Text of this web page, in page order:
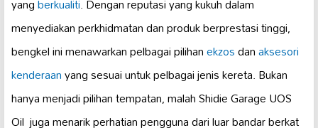
menyediakan perkhidmatan dan produk berprestasi tinggi,
bengkel ini menawarkan pelbagai pilihanekzosdanaksesori
kenderaanyang sesuai untuk pelbagai jenis kereta. Bukan
hanya menjadi pilihan tempatan, malah Shidie Garage UOS
Oil ️ juga menarik perhatian pengguna dari luar bandar berkat